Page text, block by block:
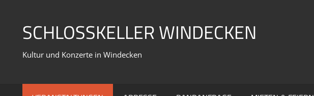
springenSCHLOSSKELLER WINDECKEN
Kultur und Konzerte in Windecken